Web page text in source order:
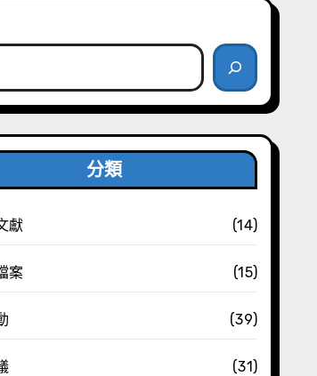
分類
獻 (14)
案 (15)
(39)
(31)